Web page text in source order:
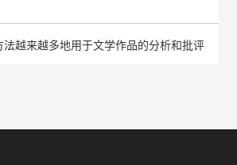
法越来越多地用于文学作品的分析和批评